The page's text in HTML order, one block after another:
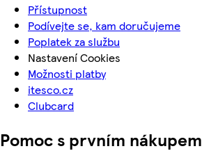
Přístupnost
Podívejte se, kam doručujeme
Poplatek za službu
Nastavení Cookies
Možnosti platby
itesco.cz
Clubcard
Pomoc s prvním nákupem